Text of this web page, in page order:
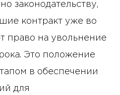
законодательству,
контракт уже во
право на увольнение
Это положение
в обеспечении
для